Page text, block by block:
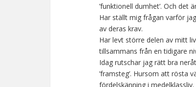
’funktionell dumhet’. Och det
Har ställt mig frågan varför
av deras krav.
Har levt större delen av mitt
tillsammans från en tidigare
Idag rutschar jag rätt bra
’framsteg’. Hursom att rösta
fördelskänning i